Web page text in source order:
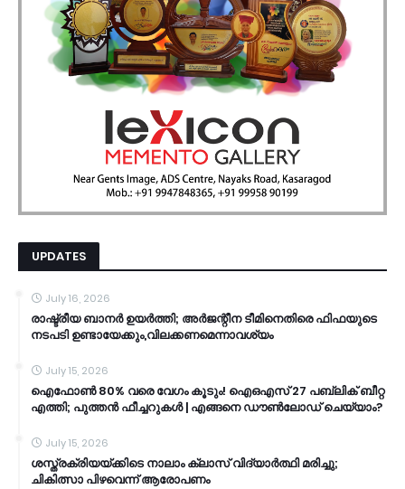
UPDATES
July 16, 2026
രാഷ്ട്രീയ ബാനർ ഉയർത്തി; അർജന്റീന ടീമിനെതിരെ ഫിഫയുടെ
നടപടി ഉണ്ടായേക്കും,വിലക്കണമെന്നാവശ്യം
July 15, 2026
ഐഫോൺ 80% വരെ വേഗം കൂടും! ഐഒഎസ് 27 പബ്ലിക് ബീറ്റ
എത്തി; പുത്തൻ ഫീച്ചറുകൾ | എങ്ങനെ ഡൗൺലോഡ് ചെയ്യാം?
July 15, 2026
ശസ്ത്രക്രിയയ്ക്കിടെ നാലാം ക്ലാസ് വിദ്യാർത്ഥി മരിച്ചു;
ചികിത്സാ പിഴവെന്ന് ആരോപണം